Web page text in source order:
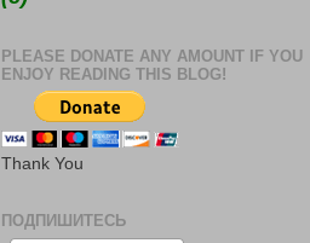
PLEASE DONATE ANY AMOUNT IF YOU
ENJOY READING THIS BLOG!
Thank You
ПОДПИШИТЕСЬ